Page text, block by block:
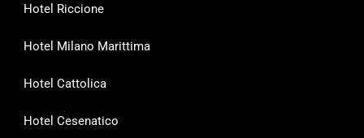
Hotel Riccione
Hotel Milano Marittima
Hotel Cattolica
Hotel Cesenatico